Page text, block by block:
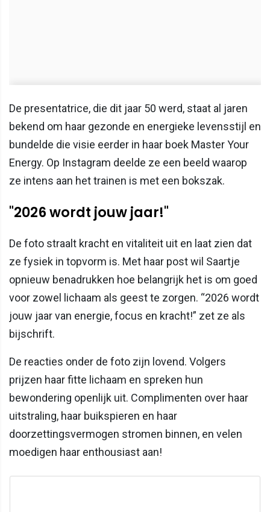
De presentatrice, die dit jaar 50 werd, staat al jaren
bekend om haar gezonde en energieke levensstijl en
bundelde die visie eerder in haar boek Master Your
Energy. Op Instagram deelde ze een beeld waarop
ze intens aan het trainen is met een bokszak.
"2026 wordt jouw jaar!"
De foto straalt kracht en vitaliteit uit en laat zien dat
ze fysiek in topvorm is. Met haar post wil Saartje
opnieuw benadrukken hoe belangrijk het is om goed
voor zowel lichaam als geest te zorgen. “2026 wordt
jouw jaar van energie, focus en kracht!” zet ze als
bijschrift.
De reacties onder de foto zijn lovend. Volgers
prijzen haar fitte lichaam en spreken hun
bewondering openlijk uit. Complimenten over haar
uitstraling, haar buikspieren en haar
doorzettingsvermogen stromen binnen, en velen
moedigen haar enthousiast aan!